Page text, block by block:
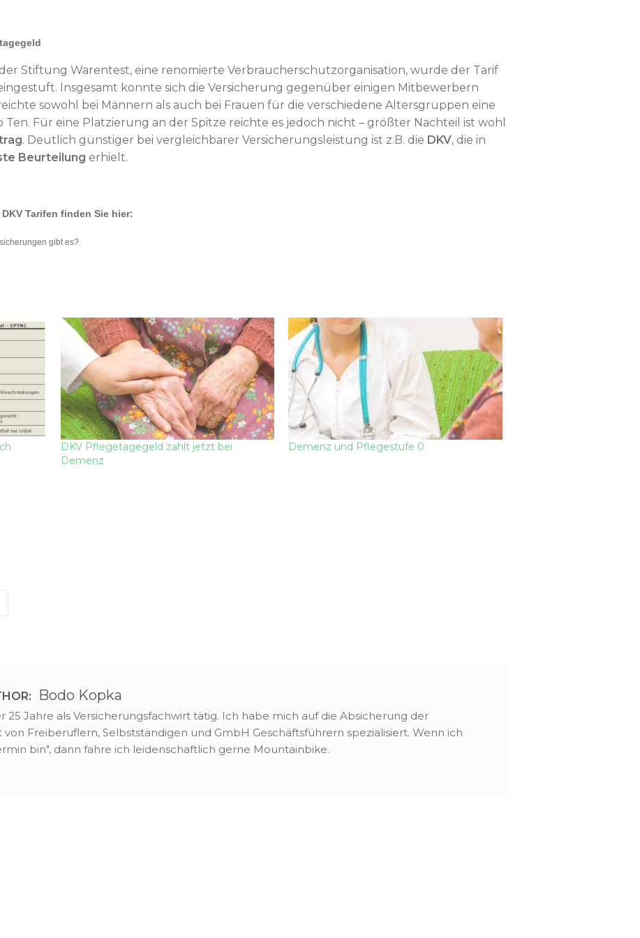
Stiftung Warentest, eine renomierte Verbraucherschutzorganisation, wurde der Tarif
Insgesamt konnte sich die Versicherung gegenüber einigen Mitbewerbern
sowohl bei Männern als auch bei Frauen für die verschiedene Altersgruppen eine
Für eine Platzierung an der Spitze reichte es jedoch nicht – größter Nachteil ist wohl
. Deutlich günstiger bei vergleichbarer Versicherungsleistung ist z.B. die DKV, die in
Beurteilung erhielt.
Tarifen finden Sie hier:
gibt es?
DKV Pflegetagegeld zahlt jetzt bei
Demenz
Demenz und Pflegestufe 0
Bodo Kopka
25 Jahre als Versicherungsfachwirt tätig. Ich habe mich auf die Absicherung der
von Freiberuflern, Selbstständigen und GmbH Geschäftsführern spezialisiert. Wenn ich
bin", dann fahre ich leidenschaftlich gerne Mountainbike.